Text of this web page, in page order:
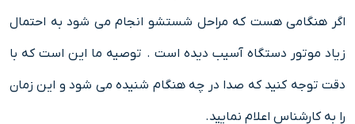
اگر هنگامی هست که مراحل شستشو انجام می شود به احتمال
زیاد موتور دستگاه آسیب دیده است . توصیه ما این است که با
دقت توجه کنید که صدا در چه هنگام شنیده می شود و این زمان
را به کارشناس اعلام نمایید.